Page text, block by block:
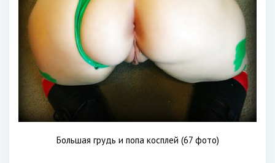
Большая грудь и попа косплей (67 фото)